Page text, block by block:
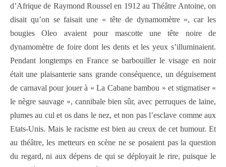
d’Afrique de Raymond Roussel en 1912 au Théâtre Antoine, on
disait qu’on se faisait une « tête de dynamomètre », car les
bougies Oleo avaient pour mascotte une tête noire de
dynamomètre de foire dont les dents et les yeux s’illuminaient.
Pendant longtemps en France se barbouiller le visage en noir
était une plaisanterie sans grande conséquence, un déguisement
de carnaval pour jouer à « La Cabane bambou » et stigmatiser «
le nègre sauvage », cannibale bien sûr, avec perruques de laine,
plumes au cul et os dans le nez, et non pas l’esclave comme aux
Etats-Unis. Mais le racisme est bien au creux de cet humour. Et
au théâtre, les metteurs en scène ne se posaient pas la question
du regard, ni aux dépens de qui se déployait le rire, puisque le